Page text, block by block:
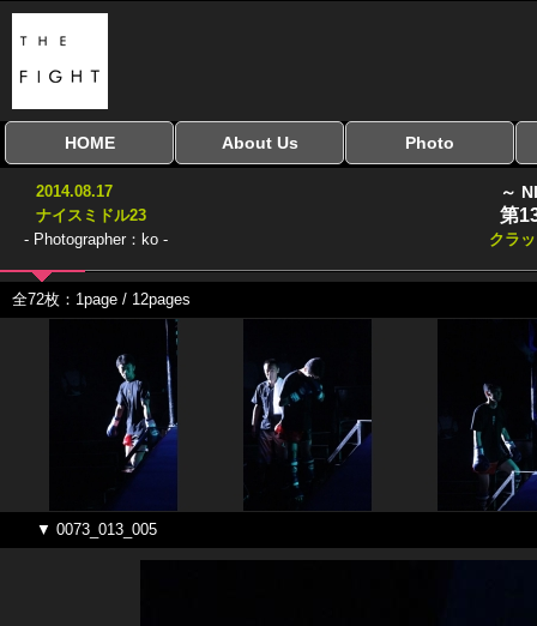
HOME
全興行を表示
ナイスミドル
アマチュアキック
協議会
全日本学生キック
建武館キッズ大会
Bigbang
おやじファイト
About Us Photo
2014.08.17
ナイスミドル23
- Photographer：ko -
～
第
クラ
全72枚：1page / 12pages
▼ 0073_013_005